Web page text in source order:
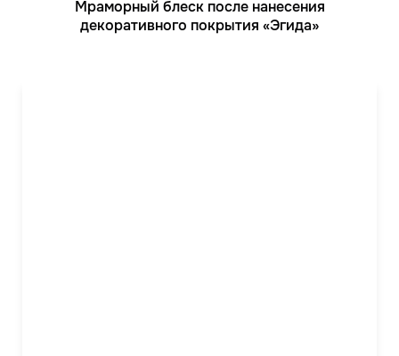
Мраморный блеск после нанесения
декоративного покрытия «Эгида»